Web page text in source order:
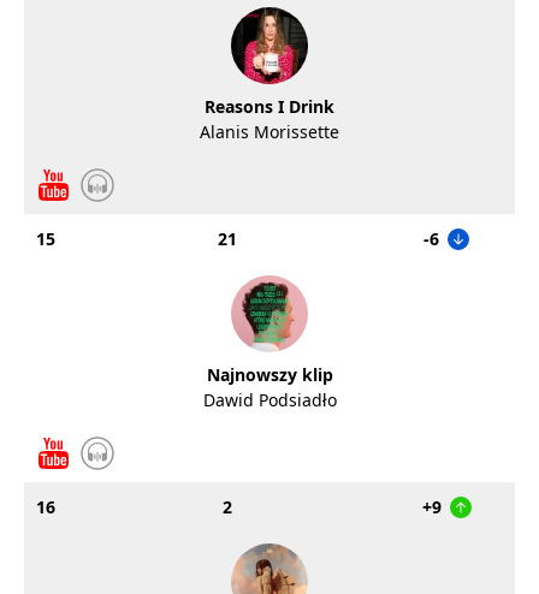
Reasons I Drink
Alanis Morissette
15 21 -6
Najnowszy klip
Dawid Podsiadło
16 2 +9